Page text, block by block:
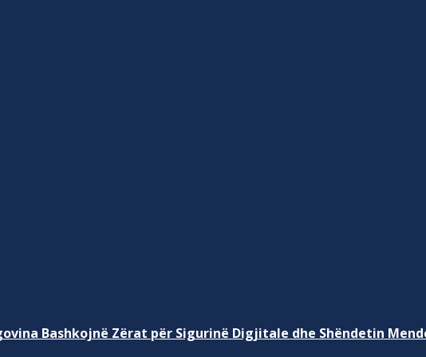
Bashkojnë Zërat për Sigurinë Digjitale dhe Shëndetin